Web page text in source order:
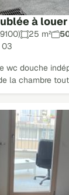
à louer
25 m²
03
wc douche
la chambre